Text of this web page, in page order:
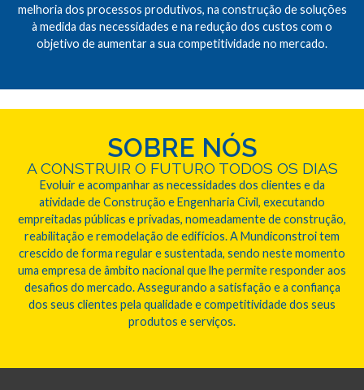
melhoria dos processos produtivos, na construção de soluções
à medida das necessidades e na redução dos custos com o
objetivo de aumentar a sua competitividade no mercado.
SOBRE NÓS
A CONSTRUIR O FUTURO TODOS OS DIAS
Evoluir e acompanhar as necessidades dos clientes e da
atividade de Construção e Engenharia Civil, executando
empreitadas públicas e privadas, nomeadamente de construção,
reabilitação e remodelação de edifícios. A Mundiconstroi tem
crescido de forma regular e sustentada, sendo neste momento
uma empresa de âmbito nacional que lhe permite responder aos
desafios do mercado. Assegurando a satisfação e a confiança
dos seus clientes pela qualidade e competitividade dos seus
produtos e serviços.